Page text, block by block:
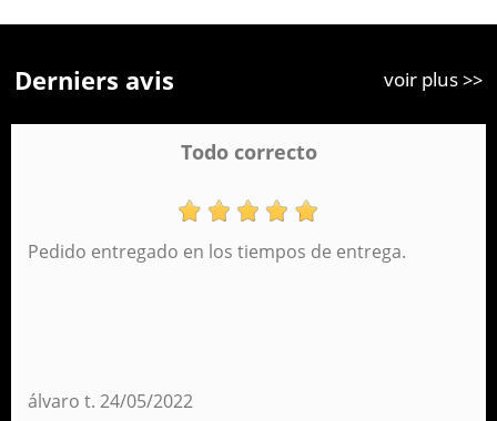
Derniers avis voir plus >>
Todo correcto
Pedido entregado en los tiempos de entrega.
álvaro t. 24/05/2022